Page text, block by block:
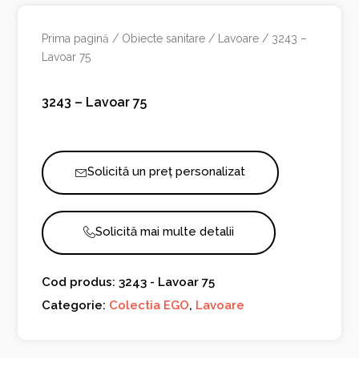
Prima pagină / Obiecte sanitare / Lavoare / 3243 –
Lavoar 75
3243 – Lavoar 75
Solicită un preț personalizat
Solicită mai multe detalii
Cod produs: 3243 - Lavoar 75
Categorie: Colectia EGO, Lavoare